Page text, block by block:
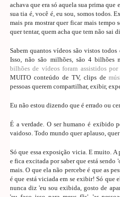
achava que era só aquela sua prima que
sua tia é, você é, eu sou, somos todos.
mais pra mostrar quer ficar mais tempo
quer tentar, quem acha que tem não sai
Sabem quantos vídeos são vistos
Isso, não são milhões, são 4 bilhões
bilhões de vídeos foram assistidos por
MUITO conteúdo de TV, clips de
pessoas querem compartilhar, exibir,
Eu não estou dizendo que é errado ou
É a verdade. O ser humano é exibido
vaidoso. Todo mundo quer aplauso, quer
Só que essa exposição vicia. E muito. A
e fica excitada por saber que está sendo
mais. O que ela não percebe é que as
é que está viciada em se exibir! Só que
nunca diz 'eu sou exibida, gosto de